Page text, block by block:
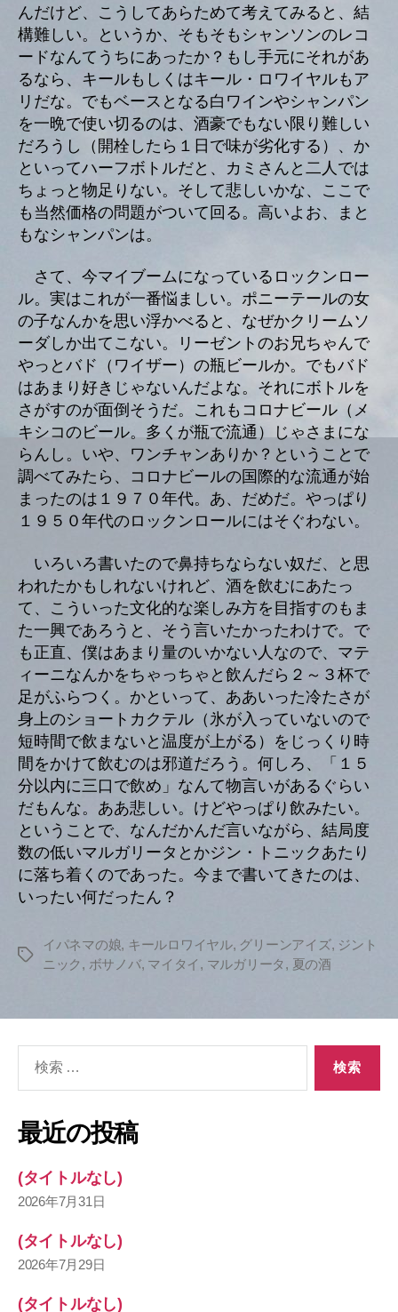
んだけど、こうしてあらためて考えてみると、結
構難しい。というか、そもそもシャンソンのレコ
ードなんてうちにあったか？もし手元にそれがあ
るなら、キールもしくはキール・ロワイヤルもア
リだな。でもベースとなる白ワインやシャンパン
を一晩で使い切るのは、酒豪でもない限り難しい
だろうし（開栓したら１日で味が劣化する）、か
といってハーフボトルだと、カミさんと二人では
ちょっと物足りない。そして悲しいかな、ここで
も当然価格の問題がついて回る。高いよお、まと
もなシャンパンは。
さて、今マイブームになっているロックンロー
ル。実はこれが一番悩ましい。ポニーテールの女
の子なんかを思い浮かべると、なぜかクリームソ
ーダしか出てこない。リーゼントのお兄ちゃんで
やっとバド（ワイザー）の瓶ビールか。でもバド
はあまり好きじゃないんだよな。それにボトルを
さがすのが面倒そうだ。これもコロナビール（メ
キシコのビール。多くが瓶で流通）じゃさまにな
らんし。いや、ワンチャンありか？ということで
調べてみたら、コロナビールの国際的な流通が始
まったのは１９７０年代。あ、だめだ。やっぱり
１９５０年代のロックンロールにはそぐわない。
いろいろ書いたので鼻持ちならない奴だ、と思
われたかもしれないけれど、酒を飲むにあたっ
て、こういった文化的な楽しみ方を目指すのもま
た一興であろうと、そう言いたかったわけで。で
も正直、僕はあまり量のいかない人なので、マテ
ィーニなんかをちゃっちゃと飲んだら２～３杯で
足がふらつく。かといって、ああいった冷たさが
身上のショートカクテル（氷が入っていないので
短時間で飲まないと温度が上がる）をじっくり時
間をかけて飲むのは邪道だろう。何しろ、「１５
分以内に三口で飲め」なんて物言いがあるぐらい
だもんな。ああ悲しい。けどやっぱり飲みたい。
ということで、なんだかんだ言いながら、結局度
数の低いマルガリータとかジン・トニックあたり
に落ち着くのであった。今まで書いてきたのは、
いったい何だったん？
タ
イパネマの娘, キールロワイヤル, グリーンアイズ, ジント
ニック , ボサノバ, マイタイ , マルガリータ , 夏の酒
象:
最近の投稿
(タイトルなし)
2026年7月31日
(タイトルなし)
2026年7月29日
(タイトルなし)